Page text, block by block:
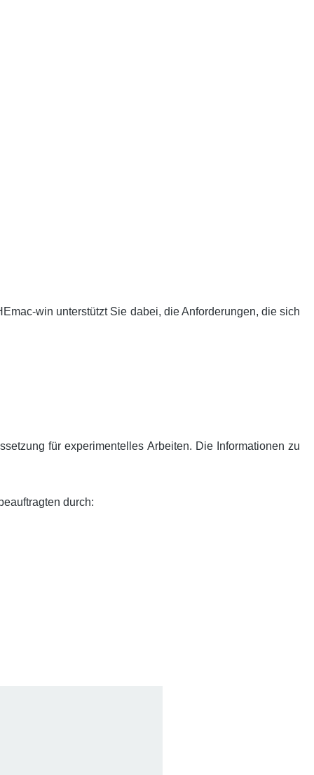
win unterstützt Sie dabei, die Anforderungen, die sich
für experimentelles Arbeiten. Die Informationen zu
durch: